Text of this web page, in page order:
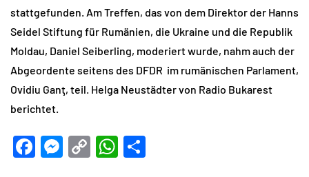
stattgefunden. Am Treffen, das von dem Direktor der Hanns
Seidel Stiftung für Rumänien, die Ukraine und die Republik
Moldau, Daniel Seiberling, moderiert wurde, nahm auch der
Abgeordente seitens des DFDR im rumänischen Parlament,
Ovidiu Ganţ, teil. Helga Neustädter von Radio Bukarest
berichtet.
Facebook
Messenger
CopyWhatsApp